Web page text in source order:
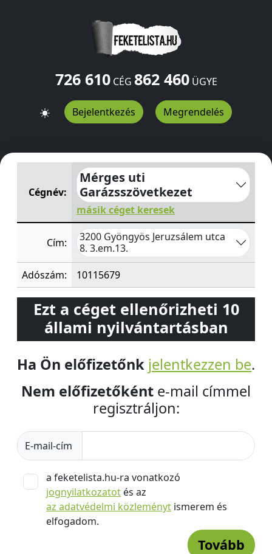
726 610CÉG 862 460ÜGYE
Bejelentkezés Megrendelés
Mérges uti GarázsszövetkezetJeruzsálem utca 8.
Cégnév:
Mérges uti
Garázsszövetkezet
másik céget keresek
Cím:
3200 Gyöngyös Jeruzsálem utca
8. 3.em.13.
Adószám:
10115679
Ezt a céget ellenőrizheti 10
állami nyilvántartásban
Ha Ön előfizetőnk jelentkezzen be.
Nem előfizetőként e-mail címmel
regisztráljon:
E-mail-cím
a feketelista.hu-ra vonatkozó
jognyilatkozatot és az
az adatvédelmi közleményt ismerem és
elfogadom.
Tovább